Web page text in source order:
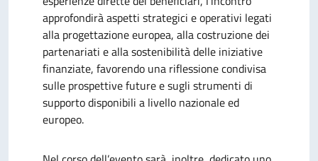
approfondirà aspetti strategici e operativi legati
alla progettazione europea, alla costruzione dei
partenariati e alla sostenibilità delle iniziative
finanziate, favorendo una riflessione condivisa
sulle prospettive future e sugli strumenti di
supporto disponibili a livello nazionale ed
europeo.